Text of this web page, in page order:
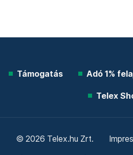
Támogatás Adó 1%
Telex
© 2026 Telex.hu Zrt.